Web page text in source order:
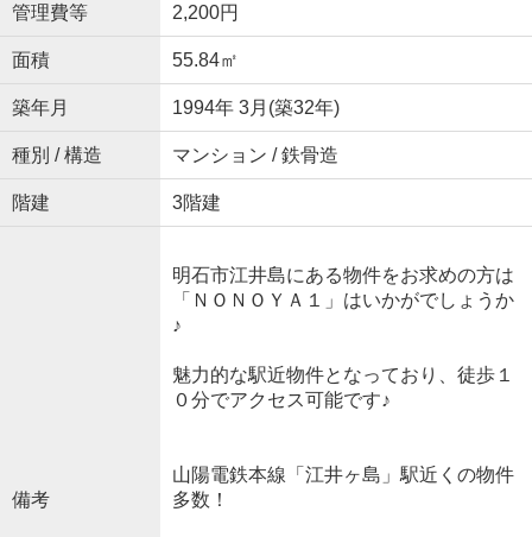
管理費等 2,200円
面積 55.84㎡
築年月 1994年 3月(築32年)
種別 / 構造 マンション / 鉄骨造
階建 3階建
備考
明石市江井島にある物件をお求めの方は
「ＮＯＮＯＹＡ１」はいかがでしょうか
♪
魅力的な駅近物件となっており、徒歩１
０分でアクセス可能です♪
山陽電鉄本線「江井ヶ島」駅近くの物件
多数！